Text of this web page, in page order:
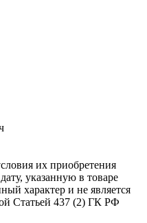
их приобретения
указанную в товаре
характер и не является
Статьей 437 (2) ГК РФ